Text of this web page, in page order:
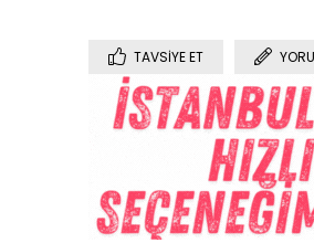
TAVSIYE ET